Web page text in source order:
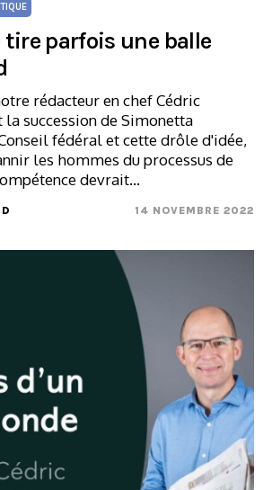
tire parfois une balle
rédacteur en chef Cédric
la succession de Simonetta
fédéral et cette drôle d'idée,
les hommes du processus de
devrait…
14 NOVEMBRE 2022